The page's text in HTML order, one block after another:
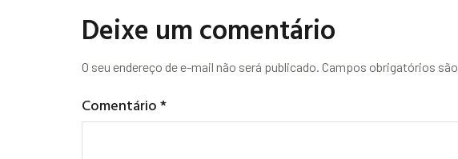
Deixe um comentário
O seu endereço de e-mail não será publicado. Campos obrigatórios
Comentário*